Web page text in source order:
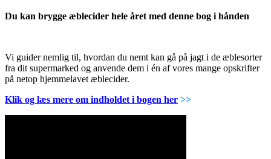
Du kan brygge æblecider hele året med denne bog i hånden
Vi guider nemlig til, hvordan du nemt kan gå på jagt i de æblesorter
fra dit supermarked og anvende dem i én af vores mange opskrifter
på netop hjemmelavet æblecider.
Klik og læs mere om indholdet i bogen her >>